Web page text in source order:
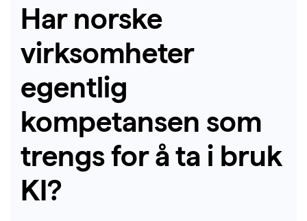
Har norske
virksomheter
egentlig
kompetansen som
trengs for å ta i bruk
KI?